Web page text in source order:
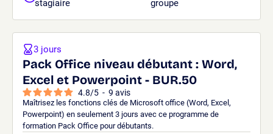
stagiaire
groupe
Pack Office niveau débutant : Word,
Excel et Powerpoint - BUR.50
4.8/5 - 9 avis
Maîtrisez les fonctions clés de Microsoft office (Word, Excel,
Powerpoint) en seulement 3 jours avec ce programme de
formation Pack Office pour débutants.
3 jours